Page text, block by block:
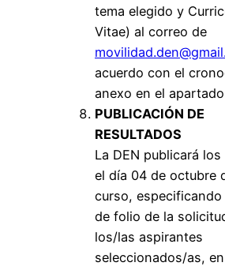
tema elegido y
Vitae) al correo de
acuerdo con el
anexo en el
PUBLICACIÓN DE
RESULTADOS
La DEN publicará
el día 04 de octubre
curso, especificando
de folio de la
los/las aspirantes
seleccionados/as,